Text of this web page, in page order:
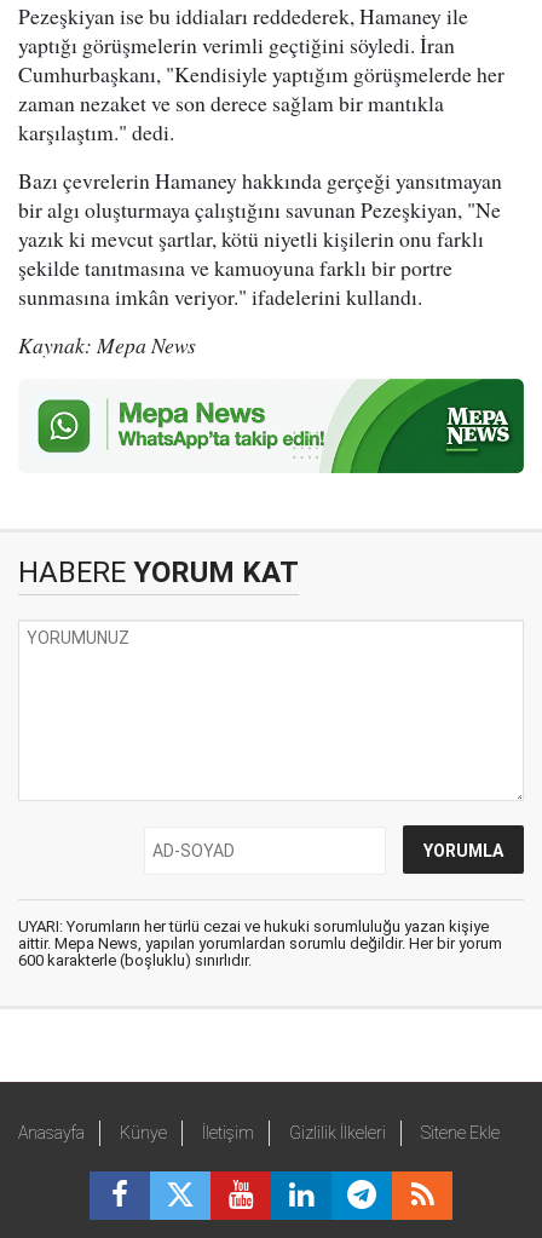
Pezeşkiyan ise bu iddiaları reddederek, Hamaney ile
yaptığı görüşmelerin verimli geçtiğini söyledi. İran
Cumhurbaşkanı, "Kendisiyle yaptığım görüşmelerde her
zaman nezaket ve son derece sağlam bir mantıkla
karşılaştım." dedi.
Bazı çevrelerin Hamaney hakkında gerçeği yansıtmayan
bir algı oluşturmaya çalıştığını savunan Pezeşkiyan, "Ne
yazık ki mevcut şartlar, kötü niyetli kişilerin onu farklı
şekilde tanıtmasına ve kamuoyuna farklı bir portre
sunmasına imkân veriyor." ifadelerini kullandı.
Kaynak: Mepa News
HABERE YORUM KAT
UYARI: Yorumların her türlü cezai ve hukuki sorumluluğu yazan kişiye
aittir. Mepa News, yapılan yorumlardan sorumlu değildir. Her bir yorum
600 karakterle (boşluklu) sınırlıdır.
Anasayfa Künye İletişim Gizlilik İlkeleri Sitene Ekle